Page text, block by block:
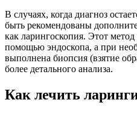
В случаях, когда диагноз
быть рекомендованы
как ларингоскопия. Этот
помощью эндоскопа, а при
выполнена биопсия (взятие
более детального анализа.
Как лечить